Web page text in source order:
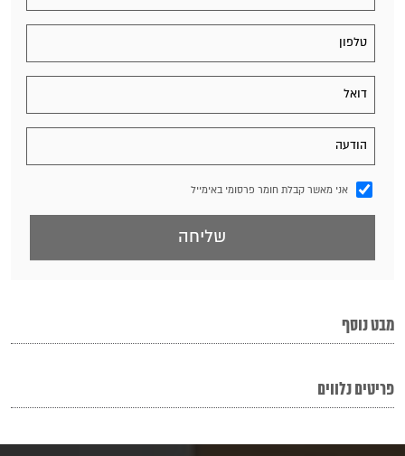
אני מאשר קבלת חומר פרסומי באימייל
מבט נוסף
פריטים נלווים